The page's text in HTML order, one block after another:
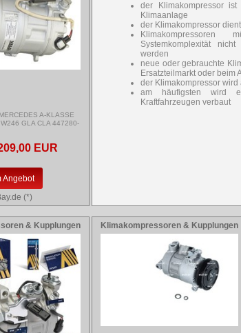
A-KLASSE
GLA CLA 447280-
EUR
Angebot
(*)
der Klimakompressor
Klimaanlage
der Klimakompressor
Systemkomplexität
werden
neue oder gebrauchte
Ersatzteilmarkt oder beim
der Klimakompressor
am häufigsten wird
Kraftfahrzeugen verbaut
& Kupplungen Klimakompressoren & Kupplungen